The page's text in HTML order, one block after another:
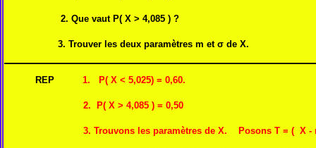
2. Que vaut P( X > 4,085 ) ?
3. Trouver les deux paramètres m et σ de X.
REP 1. P( X < 5,025) = 0,60.
2. P( X > 4,085 ) = 0,50
3. Trouvons les paramètres de X. Posons T = ( X -